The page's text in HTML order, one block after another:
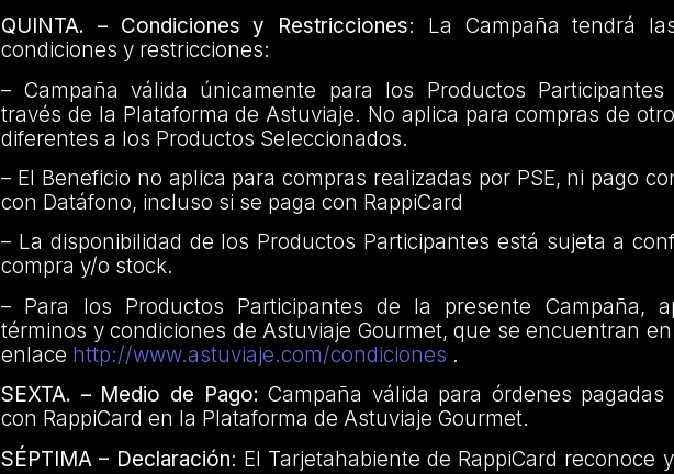
QUINTA. – Condiciones y Restricciones: La Campaña tendrá
condiciones y restricciones:
– Campaña válida únicamente para los Productos Participantes
través de la Plataforma de Astuviaje. No aplica para compras de
diferentes a los Productos Seleccionados.
– El Beneficio no aplica para compras realizadas por PSE, ni pago
con Datáfono, incluso si se paga con RappiCard
– La disponibilidad de los Productos Participantes está sujeta a
compra y/o stock.
– Para los Productos Participantes de la presente Campaña,
términos y condiciones de Astuviaje Gourmet, que se encuentran
enlace http://www.astuviaje.com/condiciones .
SEXTA. – Medio de Pago:Campaña válida para órdenes pagadas
con RappiCard en la Plataforma de Astuviaje Gourmet.
SÉPTIMA – Declaración: El Tarjetahabiente de RappiCard reconoce